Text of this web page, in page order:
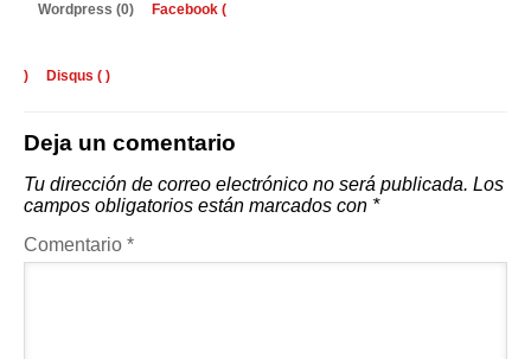
Wordpress (0) Facebook (
) Disqus ( )
Deja un comentario
Tu dirección de correo electrónico no será publicada. Los
campos obligatorios están marcados con *
Comentario *